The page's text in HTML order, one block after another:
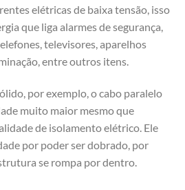
elétricas de baixa tensão, isso
que liga alarmes de segurança,
televisores, aparelhos
entre outros itens.
por exemplo, o cabo paralelo
muito maior mesmo que
de isolamento elétrico. Ele
por poder ser dobrado, por
se rompa por dentro.